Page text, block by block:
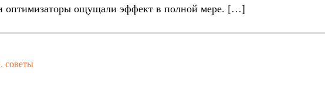
и оптимизаторы ощущали эффект в полной мере. […]
, советы